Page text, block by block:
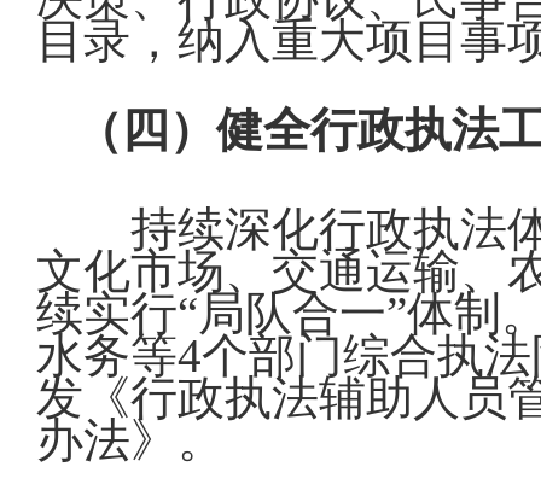
目录，纳入重大项目事
（四）健全行政执法
持续深化行政执法
文化市场、交通运输、
续实行“局队合一”体制
水务等4个部门综合执
发《行政执法辅助人员
办法》。